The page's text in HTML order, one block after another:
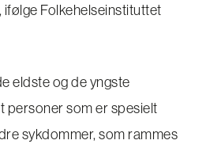
Folkehelseinstituttet
eldste og de yngste
personer som er spesielt
sykdommer, som rammes